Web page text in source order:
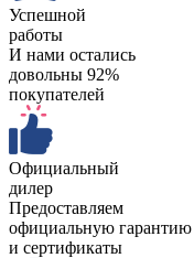
Успешной
работы
И нами остались
довольны 92%
покупателей
Официальный
дилер
Предоставляем
официальную гарантию
и сертификаты